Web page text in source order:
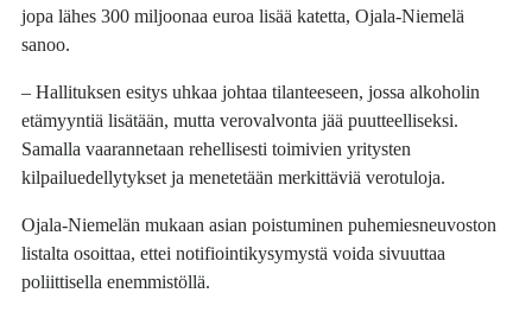
jopa lähes 300 miljoonaa euroa lisää katetta, Ojala-Niemelä
sanoo.
– Hallituksen esitys uhkaa johtaa tilanteeseen, jossa alkoholin
etämyyntiä lisätään, mutta verovalvonta jää puutteelliseksi.
Samalla vaarannetaan rehellisesti toimivien yritysten
kilpailuedellytykset ja menetetään merkittäviä verotuloja.
Ojala-Niemelän mukaan asian poistuminen puhemiesneuvoston
listalta osoittaa, ettei notifiointikysymystä voida sivuuttaa
poliittisella enemmistöllä.